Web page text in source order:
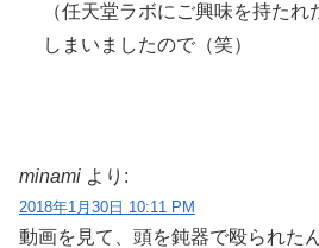
（任天堂ラボにご興味を持た
しまいましたので（笑）
minami より:
2018年1月30日 10:11 PM
動画を見て、頭を鈍器で殴られた